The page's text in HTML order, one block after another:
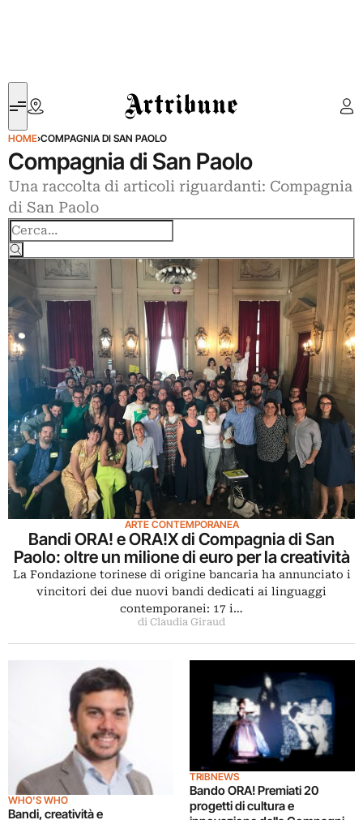
Artribune
HOME›COMPAGNIA DI SAN PAOLO
Compagnia di San Paolo
Una raccolta di articoli riguardanti: Compagnia
di San Paolo
Cerca
ARTE CONTEMPORANEA
Bandi ORA! e ORA!X di Compagnia di San
Paolo: oltre un milione di euro per la creatività
La Fondazione torinese di origine bancaria ha annunciato i
vincitori dei due nuovi bandi dedicati ai linguaggi
contemporanei: 17 i…
di Claudia Giraud
WHO'S WHO
Bandi, creatività e
TRIBNEWS
Bando ORA! Premiati 20
progetti di cultura e